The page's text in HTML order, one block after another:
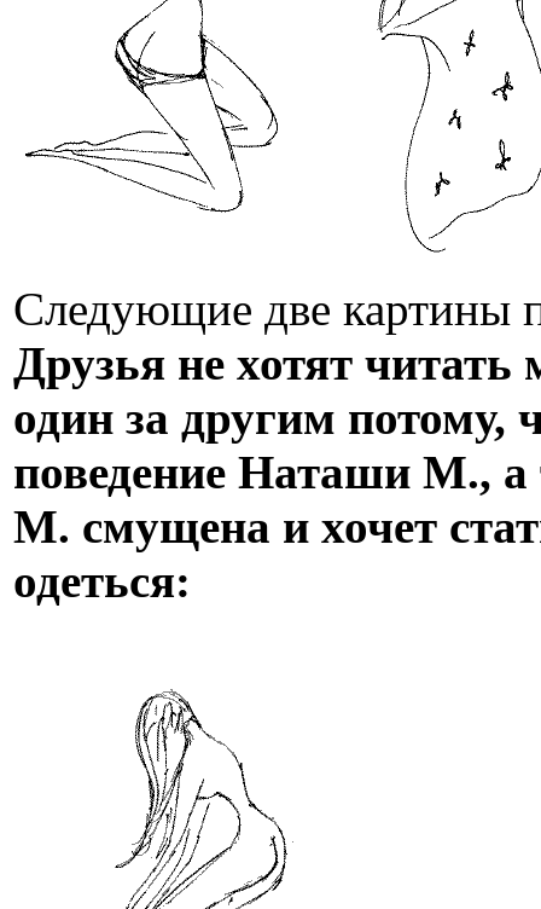
Следующие две картины
Друзья не хотят
один за другим потому,
поведение Наташи М.,
М. смущена и хочет
одеться: